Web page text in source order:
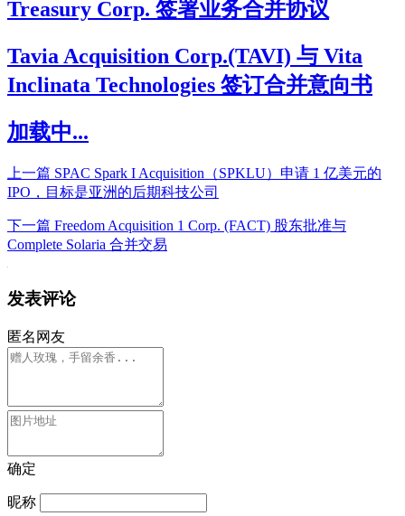
Treasury Corp. 签署业务合并协议
Tavia Acquisition Corp.(TAVI) 与 Vita
Inclinata Technologies 签订合并意向书
加载中...
上一篇 SPAC Spark I Acquisition（SPKLU）申请 1 亿美元的
IPO，目标是亚洲的后期科技公司
下一篇 Freedom Acquisition 1 Corp. (FACT) 股东批准与
Complete Solaria 合并交易
发表评论
匿名网友
确定
昵称